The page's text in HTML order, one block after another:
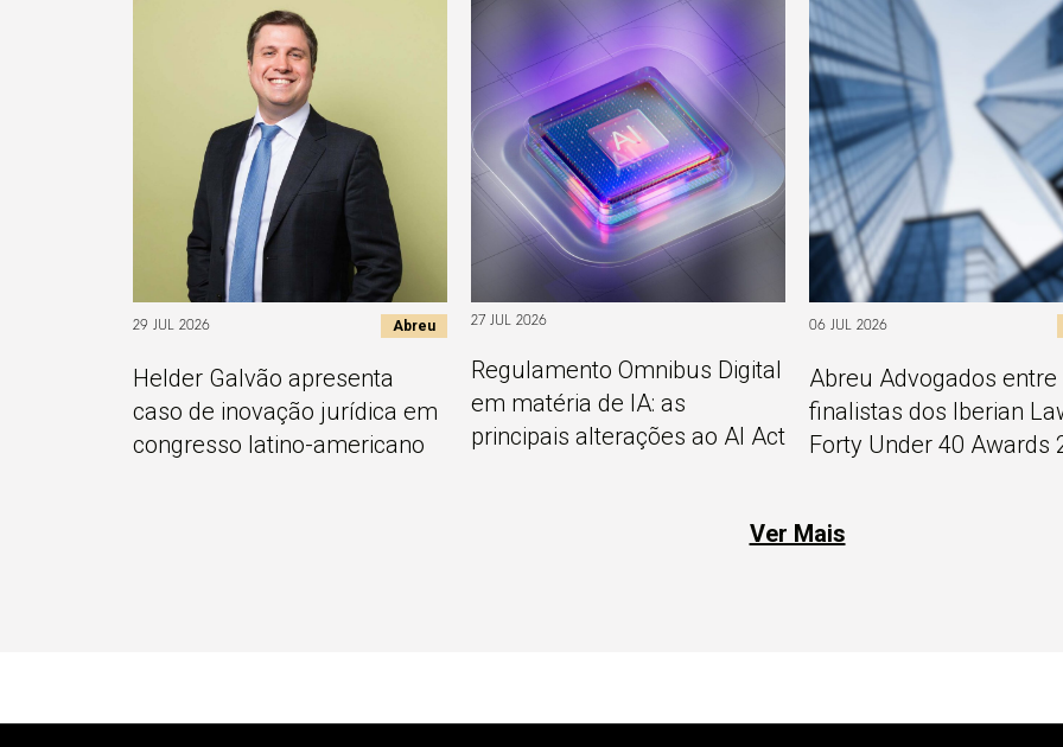
29 JUL 2026 Abreu
Helder Galvão apresenta
caso de inovação jurídica em
congresso latino-americano
27 JUL 2026
Regulamento Omnibus Digital
em matéria de IA: as
principais alterações ao AI Act
06 JUL 2026
Abreu Advogados entre
finalistas dos Iberian
Forty Under 40 Awards
Ver Mais